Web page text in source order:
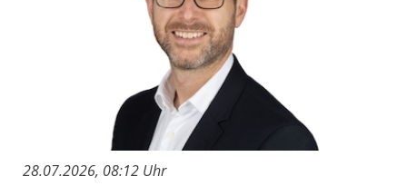
28.07.2026, 08:12 Uhr